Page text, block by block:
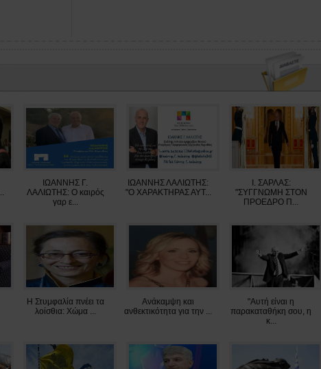
ΙΩΑΝΝΗΣ Γ.
ΛΑΛΙΩΤΗΣ: Ο καιρός
γαρ ε...
ΙΩΑΝΝΗΣ ΛΑΛΙΩΤΗΣ:
"O XAΡΑΚΤΗΡΑΣ ΑΥΤ...
Ι. ΣΑΡΛΑΣ:
"ΣΥΓΓΝΩΜΗ ΣΤΟΝ
ΠΡΟΕΔΡΟ Π...
Η Στυμφαλία πνέει τα
λοίσθια: Χώμα ...
Ανάκαμψη και
ανθεκτικότητα για την ...
"Αυτή είναι η
παρακαταθήκη σου, η
κ...